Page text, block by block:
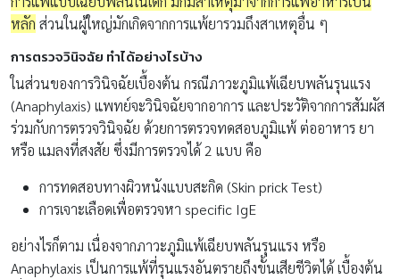
หลัก ส่วนในผู้ใหญ่มักเกิดจากการแพ้ยารวมถึงสาเหตุอื่น ๆ
การตรวจวินิจฉัย ทำได้อย่างไรบ้าง
ในส่วนของการวินิจฉัยเบื้องต้น กรณีภาวะภูมิแพ้เฉียบพลันรุนแรง
(Anaphylaxis) แพทย์จะวินิจฉัยจากอาการ และประวัติจากการสัมผัส
ร่วมกับการตรวจวินิจฉัย ด้วยการตรวจทดสอบภูมิแพ้ ต่ออาหาร ยา
หรือ แมลงที่สงสัย ซึ่งมีการตรวจได้ 2 แบบ คือ
การทดสอบทางผิวหนังแบบสะกิด (Skin prick Test)
การเจาะเลือดเพื่อตรวจหา specific IgE
อย่างไรก็ตาม เนื่องจากภาวะภูมิแพ้เฉียบพลันรุนแรง หรือ
Anaphylaxis เป็นการแพ้ที่รุนแรงอันตรายถึงขั้นเสียชีวิตได้ เบื้องต้น